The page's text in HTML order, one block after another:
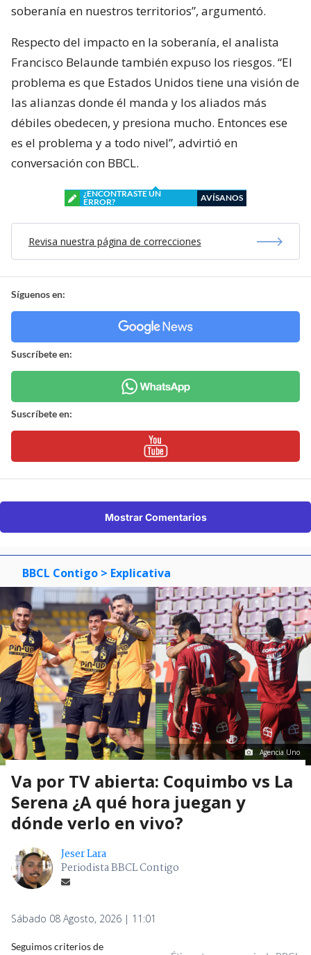
soberanía en nuestros territorios”, argumentó.
Respecto del impacto en la soberanía, el analista
Francisco Belaunde también expuso los riesgos. “El
problema es que Estados Unidos tiene una visión de
las alianzas donde él manda y los aliados más
débiles obedecen, y presiona mucho. Entonces ese
es el problema y a todo nivel”, advirtió en
conversación con BBCL.
¿ENCONTRASTE UN
ERROR?
AVÍSANOS
Revisa nuestra página de correcciones
Síguenos en:
Suscríbete en:
Suscríbete en:
Mostrar Comentarios
BBCL Contigo > Explicativa
Agencia Uno
Va por TV abierta: Coquimbo vs La
Serena ¿A qué hora juegan y
dónde verlo en vivo?
Jeser Lara
Periodista BBCL Contigo
Sábado 08 Agosto, 2026 | 11:01
Seguimos criterios de